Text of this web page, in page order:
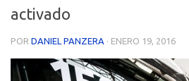
activado
POR DANIEL PANZERA · ENERO 19, 2016